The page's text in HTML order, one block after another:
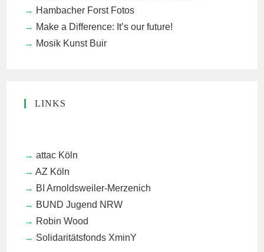
Hambacher Forst Fotos
Make a Difference: It’s our future!
Mosik Kunst Buir
LINKS
attac Köln
AZ Köln
BI Arnoldsweiler-Merzenich
BUND Jugend NRW
Robin Wood
Solidaritätsfonds XminY